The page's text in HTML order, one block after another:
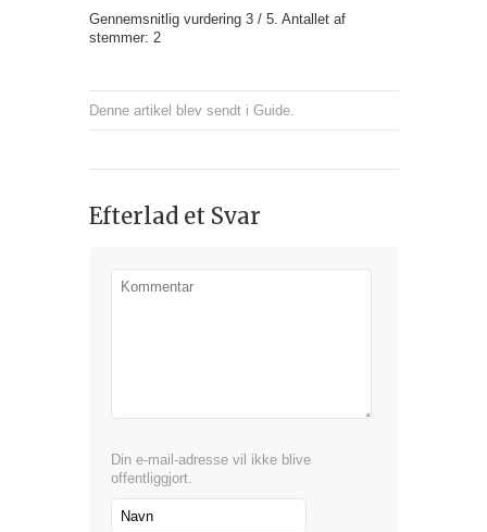
Gennemsnitlig vurdering 3/ 5. Antallet af
stemmer: 2
Denne artikel blev sendt i Guide.
Efterlad et Svar
Din e-mail-adresse vil ikke blive
offentliggjort.